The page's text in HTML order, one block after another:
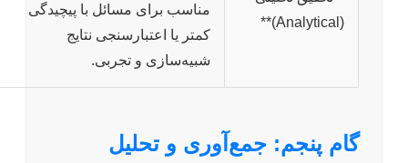
مناسب برای مسائل با پیچیدگی
کمتر یا اعتبارسنجی نتایج
شبیه‌سازی و تجربی.
گام پنجم: جمع‌آوری و تحلیل